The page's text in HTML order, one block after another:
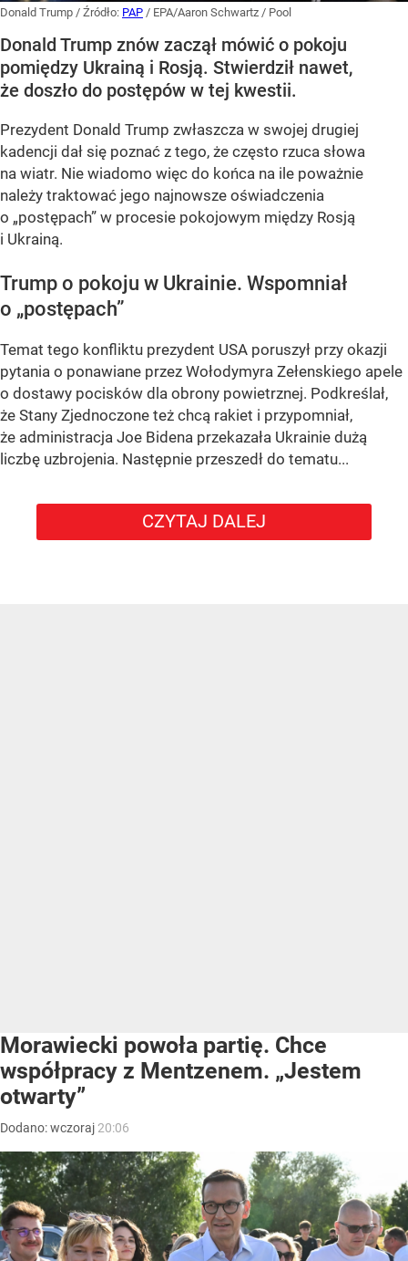
Donald Trump / Źródło: PAP / EPA/Aaron Schwartz / Pool
Donald Trump znów zaczął mówić o pokoju
pomiędzy Ukrainą i Rosją. Stwierdził nawet,
że doszło do postępów w tej kwestii.
Prezydent Donald Trump zwłaszcza w swojej drugiej
kadencji dał się poznać z tego, że często rzuca słowa
na wiatr. Nie wiadomo więc do końca na ile poważnie
należy traktować jego najnowsze oświadczenia
o „postępach” w procesie pokojowym między Rosją
i Ukrainą.
Trump o pokoju w Ukrainie. Wspomniał
o „postępach”
Temat tego konfliktu prezydent USA poruszył przy okazji
pytania o ponawiane przez Wołodymyra Zełenskiego apele
o dostawy pocisków dla obrony powietrznej. Podkreślał,
że Stany Zjednoczone też chcą rakiet i przypomniał,
że administracja Joe Bidena przekazała Ukrainie dużą
liczbę uzbrojenia. Następnie przeszedł do tematu...
CZYTAJ DALEJ
Morawiecki powoła partię. Chce
współpracy z Mentzenem. „Jestem
otwarty”
Dodano:wczoraj 20:06